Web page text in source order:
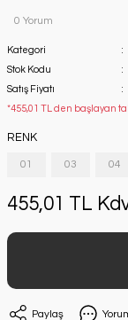
0 Yorum
Kategori
Stok Kodu
Satış Fiyatı
*455,01 TL den başlayan
RENK
01 03 04
455,01 TL
Paylaş